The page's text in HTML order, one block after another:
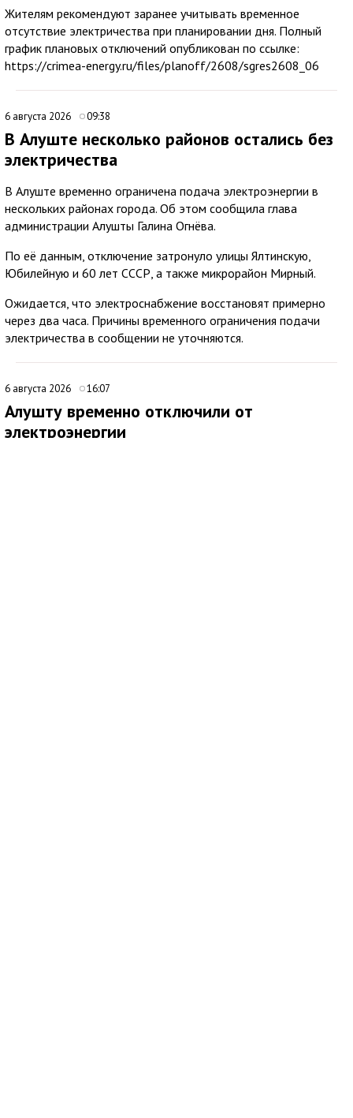
Жителям рекомендуют заранее учитывать временное
отсутствие электричества при планировании дня. Полный
график плановых отключений опубликован по ссылке:
https://crimea-energy.ru/files/planoff/2608/sgres2608_06
6 августа 2026 09:38
В Алуште несколько районов остались без
электричества
В Алуште временно ограничена подача электроэнергии в
нескольких районах города. Об этом сообщила глава
администрации Алушты Галина Огнёва.
По её данным, отключение затронуло улицы Ялтинскую,
Юбилейную и 60 лет СССР, а также микрорайон Мирный.
Ожидается, что электроснабжение восстановят примерно
через два часа. Причины временного ограничения подачи
электричества в сообщении не уточняются.
6 августа 2026 16:07
Алушту временно отключили от
электроэнергии